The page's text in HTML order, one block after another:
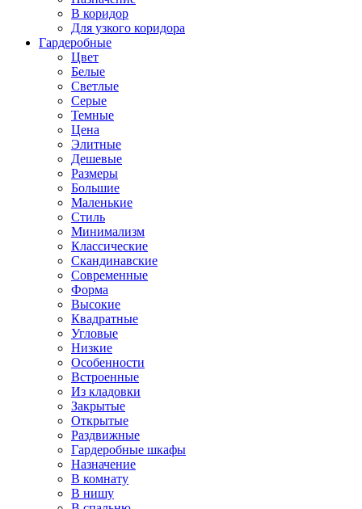
В коридор
Для узкого коридора
Гардеробные
Цвет
Белые
Светлые
Серые
Темные
Цена
Элитные
Дешевые
Размеры
Большие
Маленькие
Стиль
Минимализм
Классические
Скандинавские
Современные
Форма
Высокие
Квадратные
Угловые
Низкие
Особенности
Встроенные
Из кладовки
Закрытые
Открытые
Раздвижные
Гардеробные шкафы
Назначение
В комнату
В нишу